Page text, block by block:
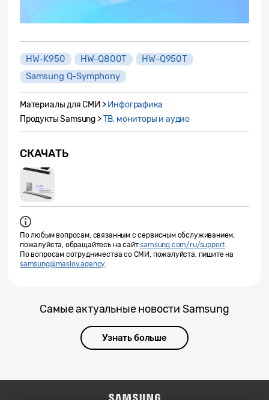
HW-K950 HW-Q800T
HW-Q950T
Samsung Q-Symphony
Материалы для СМИ > Инфографика
Продукты Samsung >ТВ, мониторы и аудио
СКАЧАТЬ
По любым вопросам, связанным с сервисным обслуживанием,
пожалуйста, обращайтесь на сайтsamsung.com/ru/support.
По вопросам сотрудничества со СМИ, пожалуйста, пишите на
samsung@maslov.agency.
Самые актуальные новости Samsung
Узнать больше